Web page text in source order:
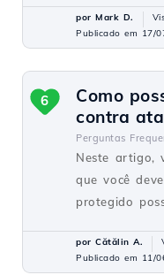
por Mark D.
Publicado em 17/
Como
contra
Perguntas
Neste artigo,
que você
protegido
6
por Cătălin A.
Publicado em 11/